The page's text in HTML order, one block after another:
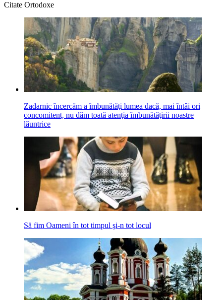
Citate Ortodoxe
Zadarnic încercăm a îmbunătăţi lumea dacă, mai întâi ori
concomitent, nu dăm toată atenţia îmbunătăţirii noastre
lăuntrice
Să fim Oameni în tot timpul şi-n tot locul